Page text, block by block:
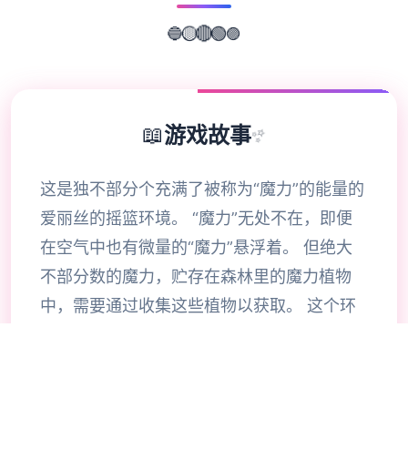
🔵🟡🔴🟢🟣
📖游戏故事✨
这是独不部分个充满了被称为“魔力”的能量的
爱丽丝的摇篮环境。 “魔力”无处不在，即便
在空气中也有微量的“魔力”悬浮着。 但绝大
不部分数的魔力，贮存在森林里的魔力植物
中，需要通过收集这些植物以获取。 这个环